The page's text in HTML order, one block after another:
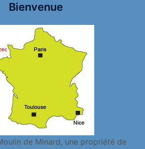
Bienvenue
de Minard, une propriété de